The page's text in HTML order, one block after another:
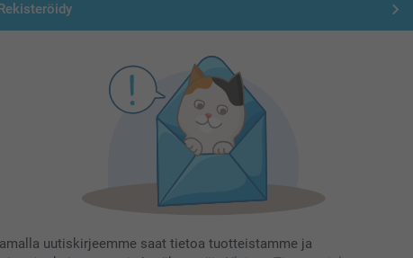
Rekisteröidy
uutiskirjeemme saat tietoa tuotteistamme ja